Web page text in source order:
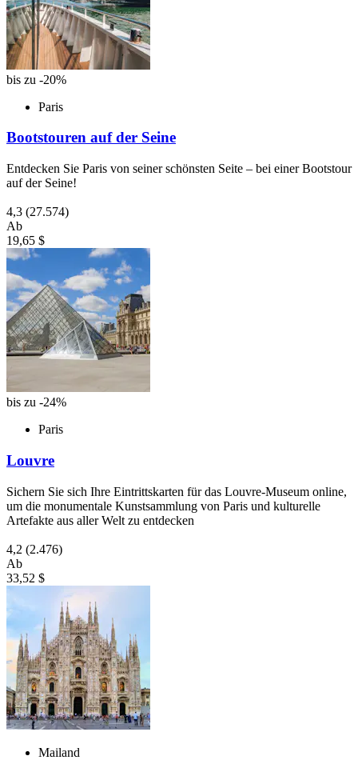
bis zu -20%
Paris
Bootstouren auf der Seine
Entdecken Sie Paris von seiner schönsten Seite – bei einer Bootstour
auf der Seine!
4,3 (27.574)
Ab
19,65 $
bis zu -24%
Paris
Louvre
Sichern Sie sich Ihre Eintrittskarten für das Louvre-Museum online,
um die monumentale Kunstsammlung von Paris und kulturelle
Artefakte aus aller Welt zu entdecken
4,2 (2.476)
Ab
33,52 $
Mailand